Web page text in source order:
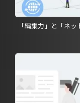
「編集力」と「ネ